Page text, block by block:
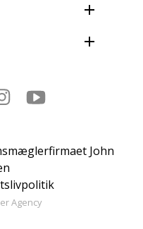
Instagram
John
Agency